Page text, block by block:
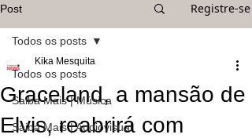
Post Registre-se
Todos os posts
Saiba Mais | Música
Saiba Mais | Audiovisual
Todos os posts
Graceland, a mansão de
Elvis, reabrirá com
Kika Mesquita